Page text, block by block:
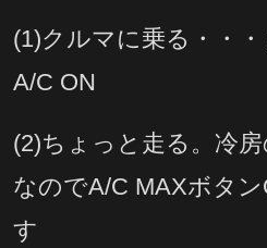
(1)クルマに乗る・・
A/C ON
(2)ちょっと走る。冷
なのでA/C MAXボタ
す